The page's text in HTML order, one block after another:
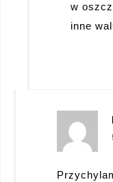
w
inne